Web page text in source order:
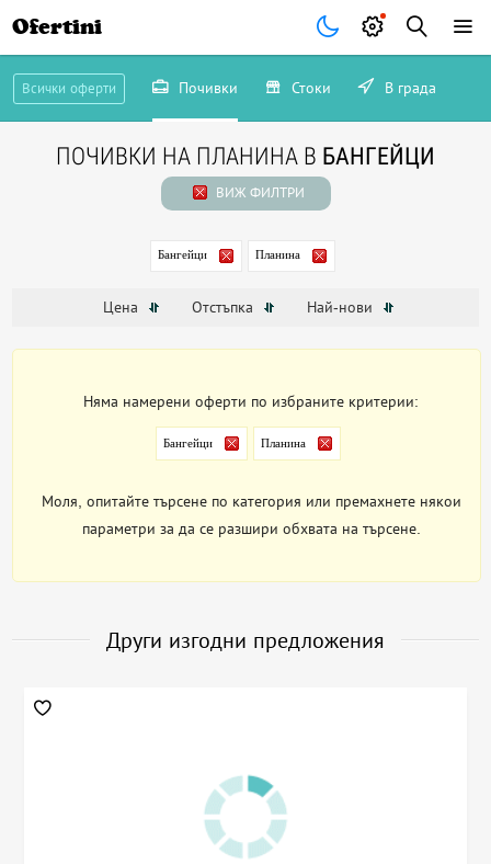
Ofertini
Всички оферти Почивки Стоки В града
ПОЧИВКИ НА ПЛАНИНА В БАНГЕЙЦИ
ВИЖ ФИЛТРИ
Бангейци Планина
Цена Отстъпка Най-нови
Няма намерени оферти по избраните критерии:
Бангейци Планина
Моля, опитайте търсене по категория или премахнете някои
параметри за да се разшири обхвата на търсене.
Други изгодни предложения